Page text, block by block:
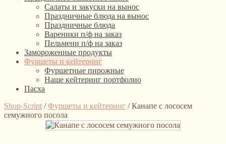
Салаты и закуски на вынос
Праздничные блюда на вынос
Праздничные блюда
Вареники п/ф на заказ
Пельмени п/ф на заказ
Замороженные продукты
Фуршеты и кейтеринг
Фуршетные пирожные
Наше кейтеринг портфолио
Пасха
Shop-Script /Фуршеты и кейтеринг /Канапе с лососем
семужного посола